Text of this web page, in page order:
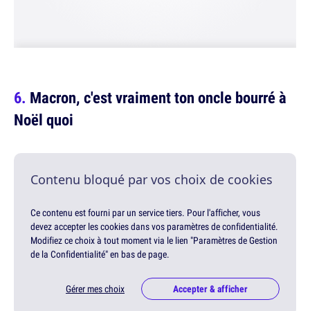
Macron, c'est vraiment ton oncle bourré à
Noël quoi
Contenu bloqué par vos choix de cookies
Ce contenu est fourni par un service tiers. Pour l'afficher, vous
devez accepter les cookies dans vos paramètres de confidentialité.
Modifiez ce choix à tout moment via le lien "Paramètres de Gestion
de la Confidentialité" en bas de page.
Gérer mes choix Accepter & afficher